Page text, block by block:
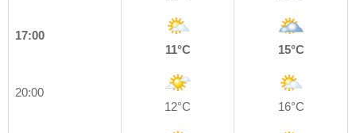
17:00
11°C
15°C
20:00
12°C
16°C